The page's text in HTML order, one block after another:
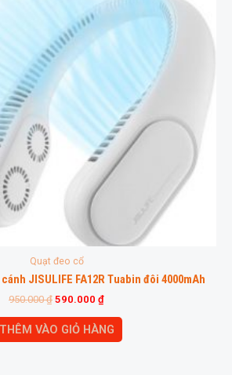
Quạt đeo cổ
JISULIFE FA12R Tuabin đôi 4000mAh
950.000₫ 590.000 ₫
THÊM VÀO GIỎ HÀNG